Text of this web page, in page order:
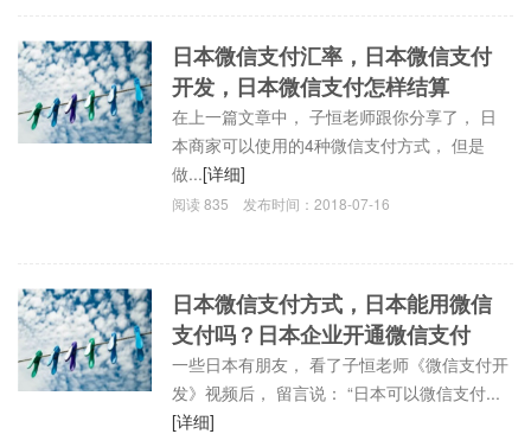
日本微信支付汇率，日本微信支付
开发，日本微信支付怎样结算
在上一篇文章中， 子恒老师跟你分享了， 日
本商家可以使用的4种微信支付方式， 但是
做...[详细]
阅读835 发布时间：2018-07-16
日本微信支付方式，日本能用微信
支付吗？日本企业开通微信支付
一些日本有朋友， 看了子恒老师《微信支付开
发》视频后， 留言说： “日本可以微信支付...
[详细]